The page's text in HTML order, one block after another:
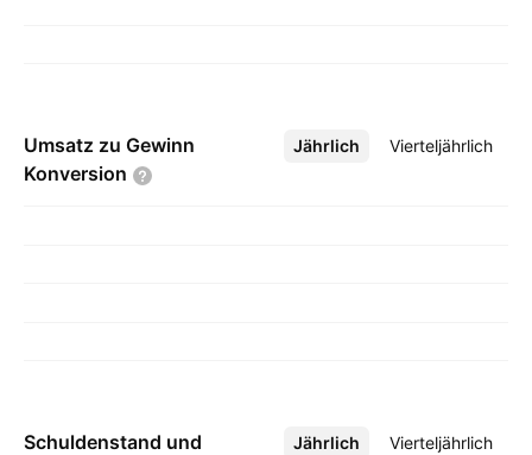
Umsatz zu Gewinn
Konversion
Jährlich Vierteljährlich
Mehr
Schuldenstand und
Jährlich Vierteljährlich
Mehr